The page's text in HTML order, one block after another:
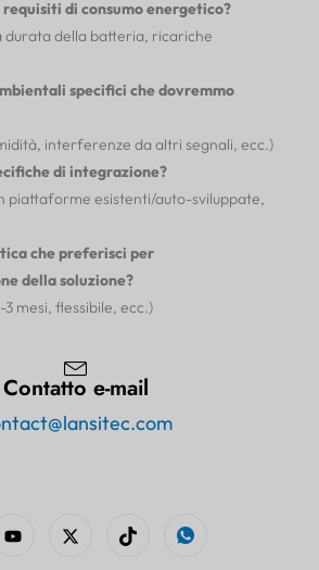
di consumo energetico?
durata della batteria, ricariche
specifici che dovremmo
interferenze da altri segnali, ecc.)
di integrazione?
piattaforme esistenti/auto-sviluppate,
che preferisci per
della soluzione?
mesi, flessibile, ecc.)
Contatto e-mail